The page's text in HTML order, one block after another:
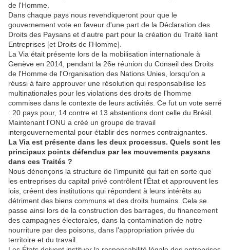
de l'Homme.
Dans chaque pays nous revendiqueront pour que le
gouvernement vote en faveur d'une part de la Déclaration des
Droits des Paysans et d'autre part pour la création du Traité liant
Entreprises [et Droits de l'Homme].
La Via était présente lors de la mobilisation internationale à
Genève en 2014, pendant la 26e réunion du Conseil des Droits
de l'Homme de l'Organisation des Nations Unies, lorsqu'on a
réussi à faire approuver une résolution qui responsabilise les
multinationales pour les violations des droits de l'homme
commises dans le contexte de leurs activités. Ce fut un vote serré
: 20 pays pour, 14 contre et 13 abstentions dont celle du Brésil.
Maintenant l'ONU a créé un groupe de travail
intergouvernemental pour établir des normes contraignantes.
La Via est présente dans les deux processus. Quels sont les
principaux points défendus par les mouvements paysans
dans ces Traités ?
Nous dénonçons la structure de l'impunité qui fait en sorte que
les entreprises du capital privé contrôlent l'État et approuvent les
lois, créent des institutions qui répondent à leurs intérêts au
détriment des biens communs et des droits humains. Cela se
passe ainsi lors de la construction des barrages, du financement
des campagnes électorales, dans la contamination de notre
nourriture par des poisons, dans l'appropriation privée du
territoire et du travail.